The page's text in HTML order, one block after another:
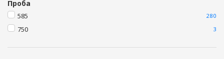
Проба
585 280
750 3